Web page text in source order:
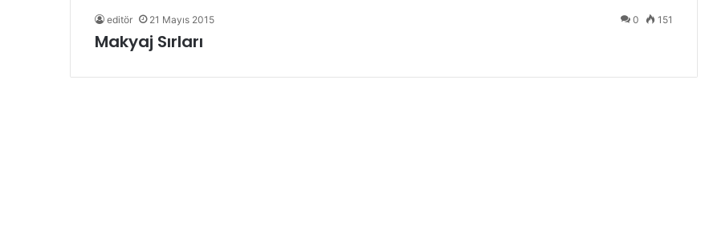
editör 21 Mayıs 2015 0 151
Makyaj Sırları